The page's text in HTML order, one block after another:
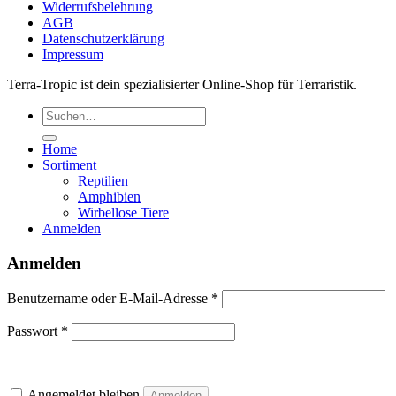
Widerrufsbelehrung
AGB
Datenschutzerklärung
Impressum
Terra-Tropic ist dein spezialisierter Online-Shop für Terraristik.
Suchen
nach:
Home
Sortiment
Reptilien
Amphibien
Wirbellose Tiere
Anmelden
Anmelden
Benutzername oder E-Mail-Adresse *
Passwort *